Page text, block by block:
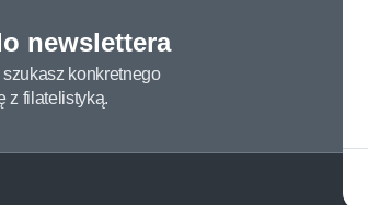
newslettera
konkretnego
z filatelistyką.